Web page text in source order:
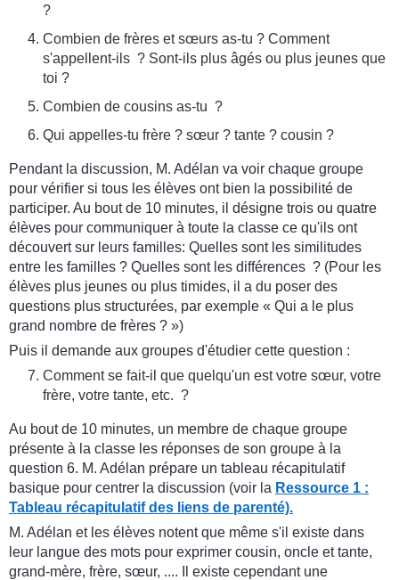
?
Combien de frères et sœurs as-tu ? Comment
s'appellent-ils ? Sont-ils plus âgés ou plus jeunes que
toi ?
Combien de cousins as-tu ?
Qui appelles-tu frère ? sœur ? tante ? cousin ?
Pendant la discussion, M. Adélan va voir chaque groupe
pour vérifier si tous les élèves ont bien la possibilité de
participer. Au bout de 10 minutes, il désigne trois ou quatre
élèves pour communiquer à toute la classe ce qu'ils ont
découvert sur leurs familles: Quelles sont les similitudes
entre les familles ? Quelles sont les différences ? (Pour les
élèves plus jeunes ou plus timides, il a du poser des
questions plus structurées, par exemple « Qui a le plus
grand nombre de frères ? »)
Puis il demande aux groupes d'étudier cette question :
Comment se fait-il que quelqu'un est votre sœur, votre
frère, votre tante, etc. ?
Au bout de 10 minutes, un membre de chaque groupe
présente à la classe les réponses de son groupe à la
question 6. M. Adélan prépare un tableau récapitulatif
basique pour centrer la discussion (voir la Ressource 1 :
Tableau récapitulatif des liens de parenté).
M. Adélan et les élèves notent que même s'il existe dans
leur langue des mots pour exprimer cousin, oncle et tante,
grand-mère, frère, sœur, .... Il existe cependant une